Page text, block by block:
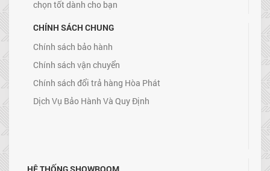
chọn tốt dành cho bạn
CHÍNH SÁCH CHUNG
Chính sách bảo hành
Chính sách vận chuyển
Chính sách đổi trả hàng Hòa Phát
Dịch Vụ Bảo Hành Và Quy Định